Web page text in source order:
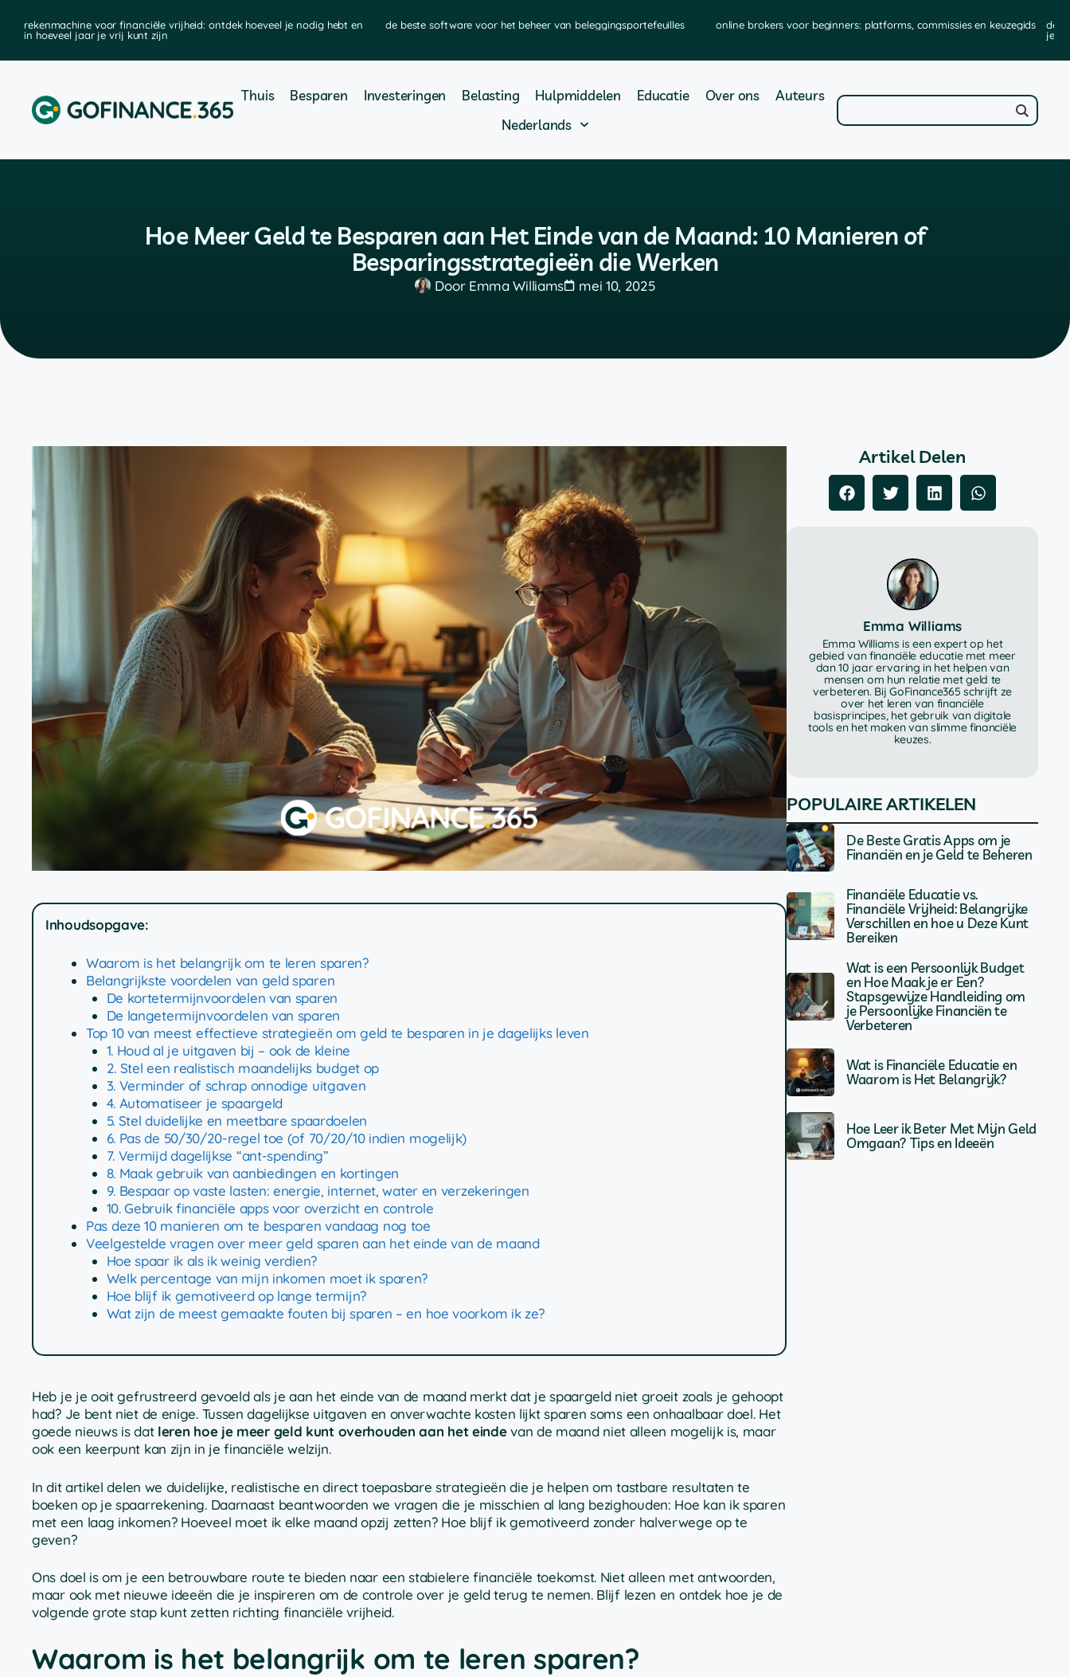
rekenmachine voor financiële vrijheid: ontdek hoeveel je nodig hebt en
in hoeveel jaar je vrij kunt zijn
de beste software voor het beheer van beleggingsportefeuilles online brokers voor beginners: platforms, commissies en keuzegids
de
je
Thuis Besparen Investeringen Belasting Hulpmiddelen Educatie Over ons
Auteurs
Nederlands
Hoe Meer Geld te Besparen aan Het Einde van de Maand: 10 Manieren of
Besparingsstrategieën die Werken
DoorEmma Williams mei 10, 2025
Inhoudsopgave:
Waarom is het belangrijk om te leren sparen?
Belangrijkste voordelen van geld sparen
De kortetermijnvoordelen van sparen
De langetermijnvoordelen van sparen
Top 10 van meest effectieve strategieën om geld te besparen in je dagelijks leven
1. Houd al je uitgaven bij – ook de kleine
2. Stel een realistisch maandelijks budget op
3. Verminder of schrap onnodige uitgaven
4. Automatiseer je spaargeld
5. Stel duidelijke en meetbare spaardoelen
6. Pas de 50/30/20-regel toe (of 70/20/10 indien mogelijk)
7. Vermijd dagelijkse “ant-spending”
8. Maak gebruik van aanbiedingen en kortingen
9. Bespaar op vaste lasten: energie, internet, water en verzekeringen
10. Gebruik financiële apps voor overzicht en controle
Pas deze 10 manieren om te besparen vandaag nog toe
Veelgestelde vragen over meer geld sparen aan het einde van de maand
Hoe spaar ik als ik weinig verdien?
Welk percentage van mijn inkomen moet ik sparen?
Hoe blijf ik gemotiveerd op lange termijn?
Wat zijn de meest gemaakte fouten bij sparen – en hoe voorkom ik ze?
Heb je je ooit gefrustreerd gevoeld als je aan het einde van de maand merkt dat je spaargeld niet groeit zoals je gehoopt
had? Je bent niet de enige. Tussen dagelijkse uitgaven en onverwachte kosten lijkt sparen soms een onhaalbaar doel. Het
goede nieuws is dat leren hoe je meer geld kunt overhouden aan het eindevan de maand niet alleen mogelijk is, maar
ook een keerpunt kan zijn in je financiële welzijn.
In dit artikel delen we duidelijke, realistische en direct toepasbare strategieën die je helpen om tastbare resultaten te
boeken op je spaarrekening. Daarnaast beantwoorden we vragen die je misschien al lang bezighouden: Hoe kan ik sparen
met een laag inkomen? Hoeveel moet ik elke maand opzij zetten? Hoe blijf ik gemotiveerd zonder halverwege op te
geven?
Ons doel is om je een betrouwbare route te bieden naar een stabielere financiële toekomst. Niet alleen met antwoorden,
maar ook met nieuwe ideeën die je inspireren om de controle over je geld terug te nemen. Blijf lezen en ontdek hoe je de
volgende grote stap kunt zetten richting financiële vrijheid.
Waarom is het belangrijk om te leren sparen?
Artikel Delen
Emma Williams
Emma Williams is een expert op het
gebied van financiële educatie met meer
dan 10 jaar ervaring in het helpen van
mensen om hun relatie met geld te
verbeteren. Bij GoFinance365 schrijft ze
over het leren van financiële
basisprincipes, het gebruik van digitale
tools en het maken van slimme financiële
keuzes.
POPULAIRE ARTIKELEN
De Beste Gratis Apps om je
Financiën en je Geld te Beheren
Financiële Educatie vs.
Financiële Vrijheid: Belangrijke
Verschillen en hoe u Deze Kunt
Bereiken
Wat is een Persoonlijk Budget
en Hoe Maak je er Een?
Stapsgewijze Handleiding om
je Persoonlijke Financiën te
Verbeteren
Wat is Financiële Educatie en
Waarom is Het Belangrijk?
Hoe Leer ik Beter Met Mijn Geld
Omgaan? Tips en Ideeën